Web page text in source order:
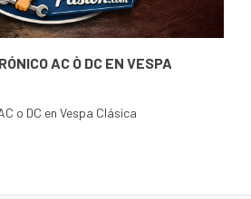
AC Ò DC EN VESPA
o DC en Vespa Clásica